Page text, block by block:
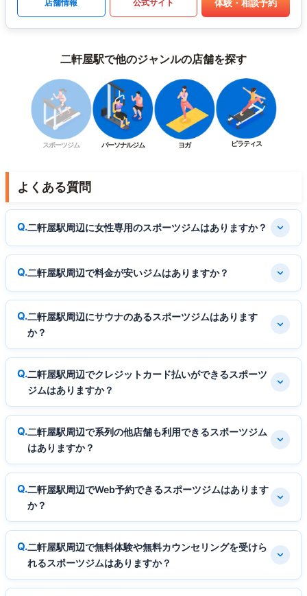
店舗情報 公式サイト 体験・相談予約
二軒屋駅で他のジャンルの店舗を探す
スポーツジム パーソナルジム ヨガ ピラティス
よくある質問
二軒屋駅周辺に女性専用のスポーツジムはありますか？
二軒屋駅周辺で料金が安いジムはありますか？
二軒屋駅周辺にサウナのあるスポーツジムはあります
か？
二軒屋駅周辺でクレジットカード払いができるスポーツ
ジムはありますか？
二軒屋駅周辺で系列の他店舗も利用できるスポーツジム
はありますか？
二軒屋駅周辺でWeb予約できるスポーツジムはあります
か？
二軒屋駅周辺で無料体験や無料カウンセリングを受けら
れるスポーツジムはありますか？